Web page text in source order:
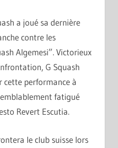
a joué sa dernière
contre les
Algemesi”. Victorieux
G Squash
cette performance à
fatigué
Revert Escutia.
le club suisse lors